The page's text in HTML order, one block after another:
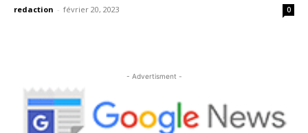
redaction - février 20, 2023 0
- Advertisment -